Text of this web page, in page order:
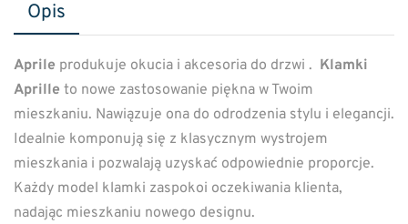
Opis
Aprile produkuje okucia i akcesoria do drzwi . Klamki
Aprille to nowe zastosowanie piękna w Twoim
mieszkaniu. Nawiązuje ona do odrodzenia stylu i elegancji.
Idealnie komponują się z klasycznym wystrojem
mieszkania i pozwalają uzyskać odpowiednie proporcje.
Każdy model klamki zaspokoi oczekiwania klienta,
nadając mieszkaniu nowego designu.